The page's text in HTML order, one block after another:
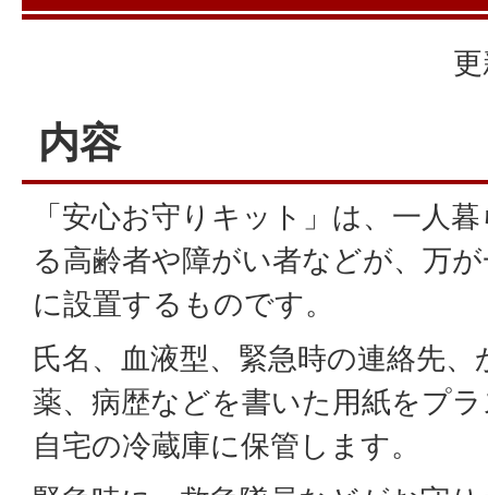
内容
「安心お守りキット」は、一人
る高齢者や障がい者などが、万
に設置するものです。
氏名、血液型、緊急時の連絡先
薬、病歴などを書いた用紙をプ
自宅の冷蔵庫に保管します。